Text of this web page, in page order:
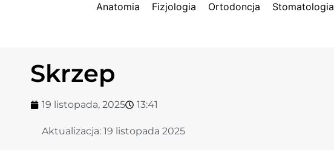
Anatomia Fizjologia Ortodoncja Stomatologia
Skrzep
19 listopada, 2025 13:41
Aktualizacja:19 listopada 2025